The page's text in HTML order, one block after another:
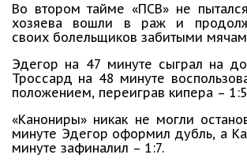
Во втором тайме «ПСВ» не
хозяева вошли в раж и
своих болельщиков забитыми
Эдегор на 47 минуте сыграл на
Троссард на 48 минуте
положением, переиграв кипера –
«Канониры» никак не могли
минуте Эдегор оформил дубль, а
минуте зафиналил – 1:7.